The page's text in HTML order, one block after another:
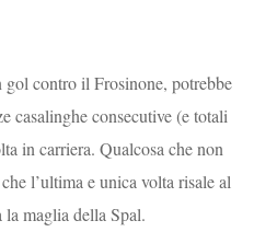
gol contro il Frosinone, potrebbe
casalinghe consecutive (e totali
in carriera. Qualcosa che non
l’ultima e unica volta risale al
maglia della Spal.